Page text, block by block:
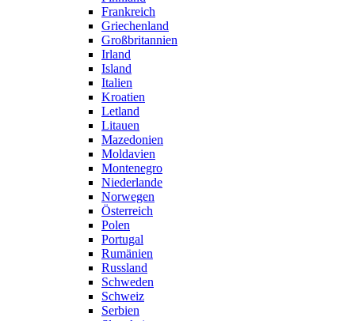
Frankreich
Griechenland
Großbritannien
Irland
Island
Italien
Kroatien
Letland
Litauen
Mazedonien
Moldavien
Montenegro
Niederlande
Norwegen
Österreich
Polen
Portugal
Rumänien
Russland
Schweden
Schweiz
Serbien